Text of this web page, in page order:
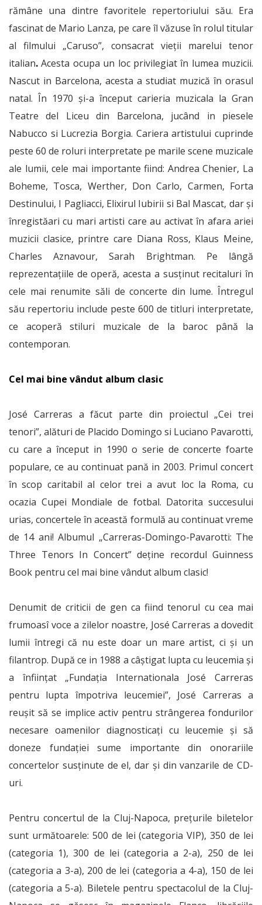
rămâne una dintre favoritele repertoriului său. Era
fascinat de Mario Lanza, pe care îl văzuse în rolul titular
al filmului „Caruso”, consacrat vieţii marelui tenor
italian. Acesta ocupa un loc privilegiat în lumea muzicii.
Nascut in Barcelona, acesta a studiat muzică în orasul
natal. În 1970 şi-a început carieria muzicala la Gran
Teatre del Liceu din Barcelona, jucând in piesele
Nabucco si Lucrezia Borgia. Cariera artistului cuprinde
peste 60 de roluri interpretate pe marile scene muzicale
ale lumii, cele mai importante fiind: Andrea Chenier, La
Boheme, Tosca, Werther, Don Carlo, Carmen, Forta
Destinului, I Pagliacci, Elixirul Iubirii si Bal Mascat, dar şi
înregistăari cu mari artisti care au activat în afara ariei
muzicii clasice, printre care Diana Ross, Klaus Meine,
Charles Aznavour, Sarah Brightman. Pe lângă
reprezentaţiile de operă, acesta a susţinut recitaluri în
cele mai renumite săli de concerte din lume. Întregul
său repertoriu include peste 600 de titluri interpretate,
ce acoperă stiluri muzicale de la baroc până la
contemporan.
Cel mai bine vândut album clasic
José Carreras a făcut parte din proiectul „Cei trei
tenori”, alături de Placido Domingo si Luciano Pavarotti,
cu care a început in 1990 o serie de concerte foarte
populare, ce au continuat pană in 2003. Primul concert
în scop caritabil al celor trei a avut loc la Roma, cu
ocazia Cupei Mondiale de fotbal. Datorita succesului
urias, concertele în această formulă au continuat vreme
de 14 ani! Albumul „Carreras-Domingo-Pavarotti: The
Three Tenors In Concert” deţine recordul Guinness
Book pentru cel mai bine vândut album clasic!
Denumit de criticii de gen ca fiind tenorul cu cea mai
frumoasî voce a zilelor noastre, José Carreras a dovedit
lumii întregi că nu este doar un mare artist, ci şi un
filantrop. După ce in 1988 a câştigat lupta cu leucemia şi
a înfiinţat „Fundaţia Internationala José Carreras
pentru lupta împotriva leucemiei”, José Carreras a
reuşit să se implice activ pentru strângerea fondurilor
necesare oamenilor diagnosticaţi cu leucemie şi să
doneze fundaţiei sume importante din onorariile
concertelor susţinute de el, dar şi din vanzarile de CD-
uri.
Pentru concertul de la Cluj-Napoca, preţurile biletelor
sunt următoarele: 500 de lei (categoria VIP), 350 de lei
(categoria 1), 300 de lei (categoria a 2-a), 250 de lei
(categoria a 3-a), 200 de lei (categoria a 4-a), 150 de lei
(categoria a 5-a). Biletele pentru spectacolul de la Cluj-